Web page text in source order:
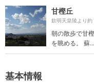
甘樫丘
欽明天皇陵より約
朝の散歩で甘
を眺める。 蘇...
基本情報